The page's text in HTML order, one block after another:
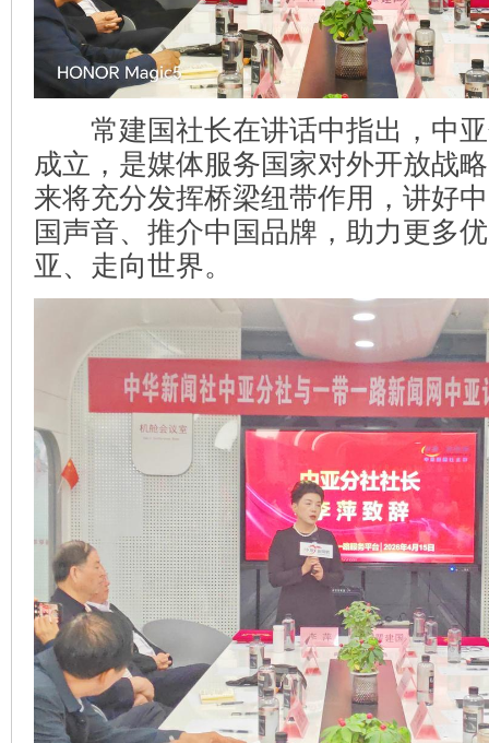
常建国社长在讲话中指出，中亚
成立，是媒体服务国家对外开放战
来将充分发挥桥梁纽带作用，讲好
国声音、推介中国品牌，助力更多
亚、走向世界。